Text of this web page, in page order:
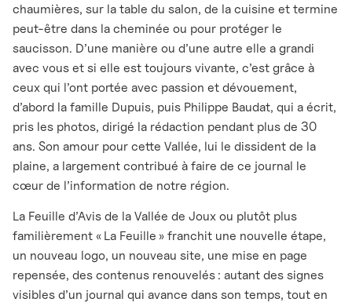
chaumières, sur la table du salon, de la cuisine et termine
peut-être dans la cheminée ou pour protéger le
saucisson. D’une manière ou d’une autre elle a grandi
avec vous et si elle est toujours vivante, c’est grâce à
ceux qui l’ont portée avec passion et dévouement,
d’abord la famille Dupuis, puis Philippe Baudat, qui a écrit,
pris les photos, dirigé la rédaction pendant plus de 30
ans. Son amour pour cette Vallée, lui le dissident de la
plaine, a largement contribué à faire de ce journal le
cœur de l’information de notre région.
La Feuille d’Avis de la Vallée de Joux ou plutôt plus
familièrement « La Feuille » franchit une nouvelle étape,
un nouveau logo, un nouveau site, une mise en page
repensée, des contenus renouvelés : autant des signes
visibles d’un journal qui avance dans son temps, tout en